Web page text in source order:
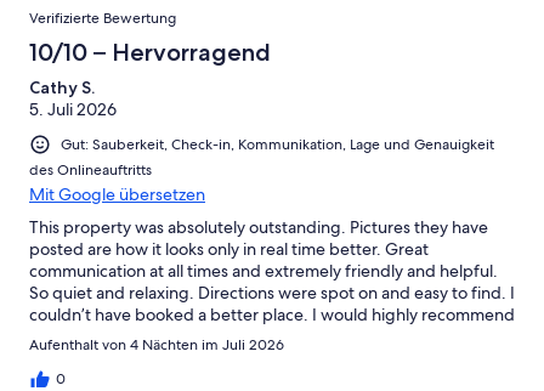
Verifizierte Bewertung
10/10 – Hervorragend
Cathy S.
5. Juli 2026
Gut: Sauberkeit, Check-in, Kommunikation, Lage und Genauigkeit
des Onlineauftritts
Mit Google übersetzen
This property was absolutely outstanding. Pictures they have
posted are how it looks only in real time better. Great
communication at all times and extremely friendly and helpful.
So quiet and relaxing. Directions were spot on and easy to find. I
couldn’t have booked a better place. I would highly recommend
this cottage to anyone it was wonderful. It had a home feel that
Aufenthalt von 4 Nächten im Juli 2026
0